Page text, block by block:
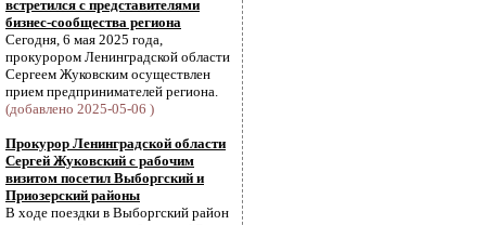
встретился с представителями
бизнес-сообщества региона
Сегодня, 6 мая 2025 года,
прокурором Ленинградской области
Сергеем Жуковским осуществлен
прием предпринимателей региона.
(добавлено 2025-05-06 )
Прокурор Ленинградской области
Сергей Жуковский с рабочим
визитом посетил Выборгский и
Приозерский районы
В ходе поездки в Выборгский район